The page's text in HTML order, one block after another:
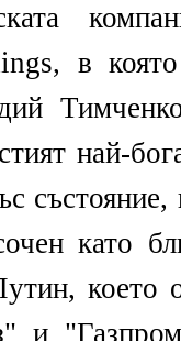
в
най-
като
което
и